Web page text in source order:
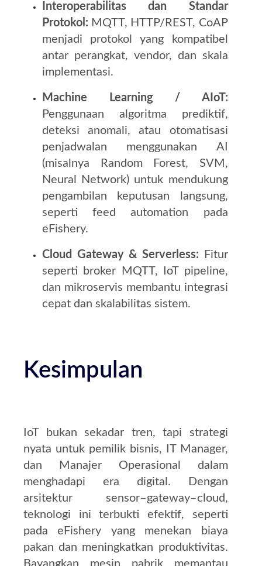
Interoperabilitas dan Standar
Protokol: MQTT, HTTP/REST, CoAP
menjadi protokol yang kompatibel
antar perangkat, vendor, dan skala
implementasi.
Machine Learning / AIoT:
Penggunaan algoritma prediktif,
deteksi anomali, atau otomatisasi
penjadwalan menggunakan AI
(misalnya Random Forest, SVM,
Neural Network) untuk mendukung
pengambilan keputusan langsung,
seperti feed automation pada
eFishery.
Cloud Gateway & Serverless: Fitur
seperti broker MQTT, IoT pipeline,
dan mikroservis membantu integrasi
cepat dan skalabilitas sistem.
Kesimpulan
IoT bukan sekadar tren, tapi strategi
nyata untuk pemilik bisnis, IT Manager,
dan Manajer Operasional dalam
menghadapi era digital. Dengan
arsitektur sensor–gateway–cloud,
teknologi ini terbukti efektif, seperti
pada eFishery yang menekan biaya
pakan dan meningkatkan produktivitas.